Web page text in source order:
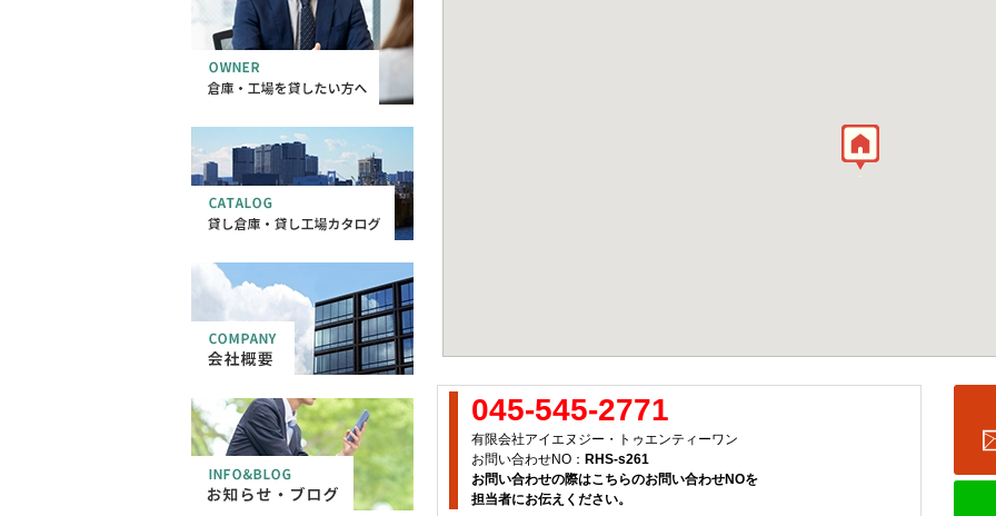
045-545-2771
有限会社アイエヌジー・トゥエンティーワン
お問い合わせNO： RHS-s261
お問い合わせの際はこちらのお問い合わせNOを
担当者にお伝えください。